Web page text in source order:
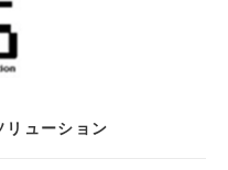
リューション